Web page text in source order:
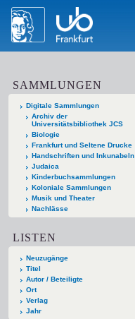
SAMMLUNGEN
Digitale Sammlungen
Archiv der
Universitätsbibliothek JCS
Biologie
Frankfurt und Seltene Drucke
Handschriften und Inkunabeln
Judaica
Kinderbuchsammlungen
Koloniale Sammlungen
Musik und Theater
Nachlässe
LISTEN
Neuzugänge
Titel
Autor / Beteiligte
Ort
Verlag
Jahr